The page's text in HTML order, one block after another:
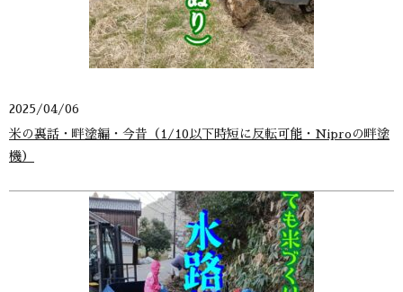
2025/04/06
米の裏話・畔塗編・今昔（1/10以下時短に反転可能・Niproの畔塗
機）